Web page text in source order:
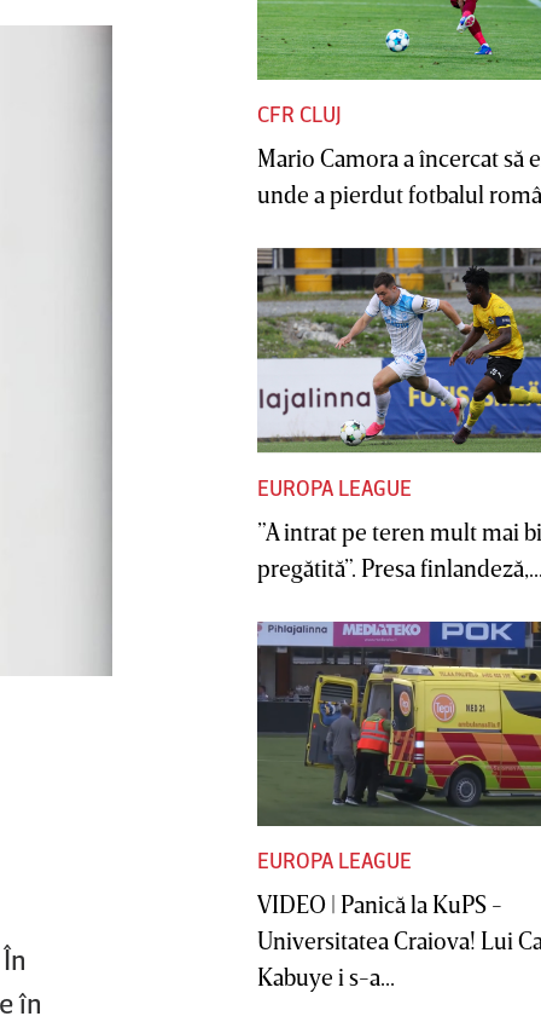
în
CFR CLUJ
Mario Camora a încercat să
unde a pierdut fotbalul
EUROPA LEAGUE
”A intrat pe teren mult mai
pregătită”. Presa
EUROPA LEAGUE
VIDEO | Panică la KuPS -
Universitatea Craiova! Lui
Kabuye i s-a...